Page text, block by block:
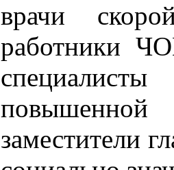
врачи
работники
повышенной
заместители